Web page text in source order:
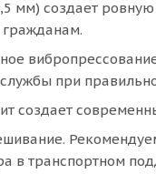
мм) создает ровную
при
создает
в транспортном